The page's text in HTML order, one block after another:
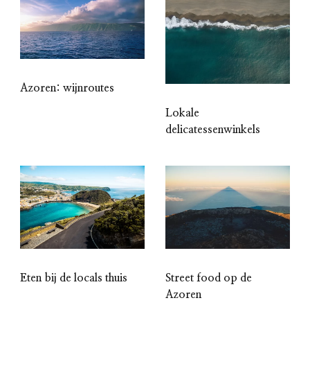
Azoren: wijnroutes
Lokale
delicatessenwinkels
Eten bij de locals thuis
Street food op de
Azoren